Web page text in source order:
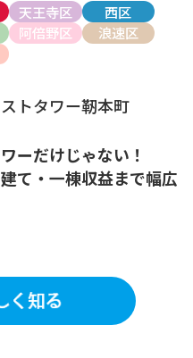
天王寺区
西区
阿倍野区
浪速区
トタワー靭本町
ーだけじゃない！
て・一棟収益まで幅広